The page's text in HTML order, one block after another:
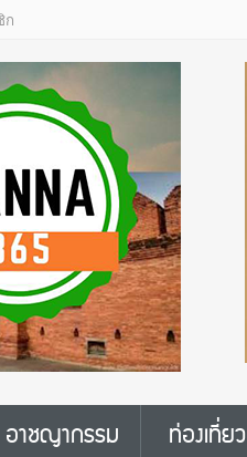
ก
อาชญากรรม ท่องเที่ยว